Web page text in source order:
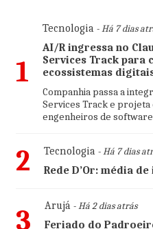
1
Tecnologia- Há 7 dias
AI/R ingressa no
Services Track para
ecossistemas
Companhia passa a
Services Track e projeta
engenheiros de software
2 Tecnologia- Há 7 dias
Rede D’Or: média
3 Arujá- Há 2 dias atrás
Feriado do